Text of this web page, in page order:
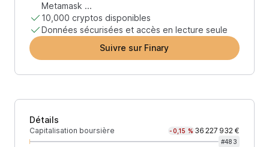
Metamask ...
10,000 cryptos disponibles
Données sécurisées et accès en lecture seule
Suivre sur Finary
Détails
Capitalisation boursière -0,15 % 36 227 932 €
#483